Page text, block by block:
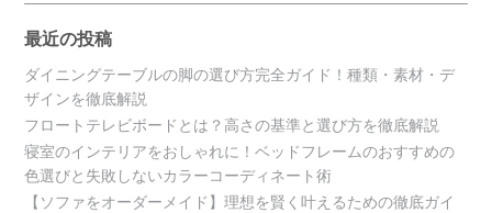
最近の投稿
ダイニングテーブルの脚の選び方完全ガイド！種類・素材・デ
ザインを徹底解説
フロートテレビボードとは？高さの基準と選び方を徹底解説
寝室のインテリアをおしゃれに！ベッドフレームのおすすめの
色選びと失敗しないカラーコーディネート術
【ソファをオーダーメイド】理想を賢く叶えるための徹底ガイ